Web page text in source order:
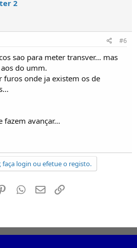
2
#6
sao para meter transver... mas
do umm.
furos onde ja existem os de
fazem avançar...
faça login ou efetue o registo.
PinterestWhatsapp
Email